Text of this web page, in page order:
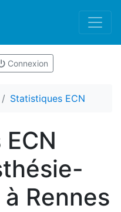
Connexion
Statistiques ECN
Rennes